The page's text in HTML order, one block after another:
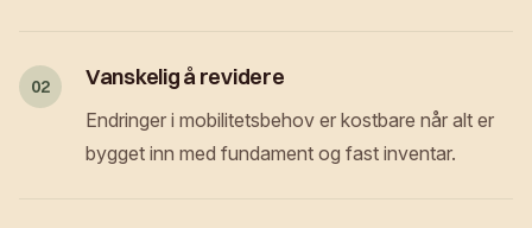
02 Vanskelig å revidere
Endringer i mobilitetsbehov er kostbare når alt er
bygget inn med fundament og fast inventar.